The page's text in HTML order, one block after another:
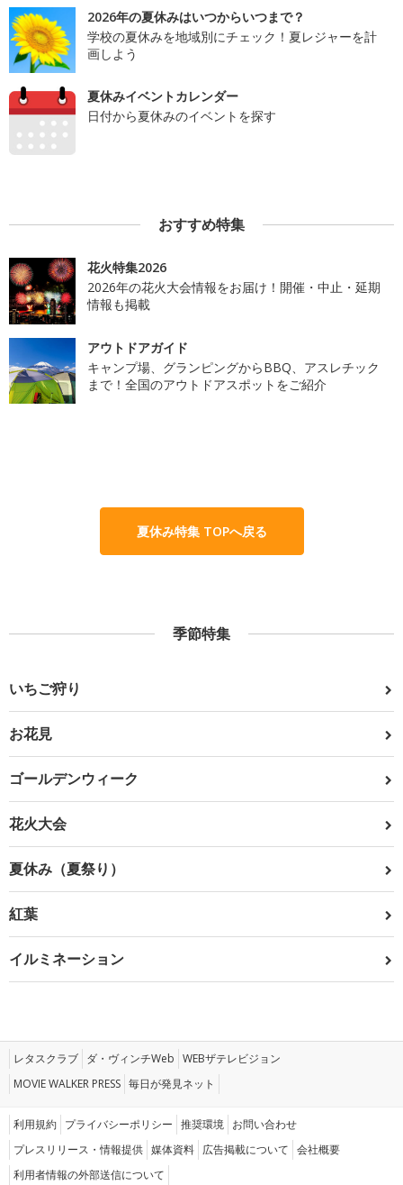
2026年の夏休みはいつからいつまで？
学校の夏休みを地域別にチェック！夏レジャーを計
画しよう
夏休みイベントカレンダー
日付から夏休みのイベントを探す
おすすめ特集
花火特集2026
2026年の花火大会情報をお届け！開催・中止・延期
情報も掲載
アウトドアガイド
キャンプ場、グランピングからBBQ、アスレチック
まで！全国のアウトドアスポットをご紹介
夏休み特集 TOPへ戻る
季節特集
いちご狩り
お花見
ゴールデンウィーク
花火大会
夏休み（夏祭り）
紅葉
イルミネーション
レタスクラブ ダ・ヴィンチWeb WEBザテレビジョン
MOVIE WALKER PRESS 毎日が発見ネット
利用規約 プライバシーポリシー 推奨環境 お問い合わせ
プレスリリース・情報提供 媒体資料 広告掲載について 会社概要
利用者情報の外部送信について